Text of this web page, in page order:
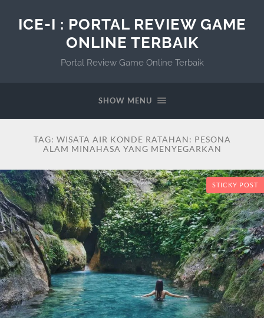
ICE-I : PORTAL REVIEW GAME
ONLINE TERBAIK
Portal Review Game Online Terbaik
SHOW MENU
TAG: WISATA AIR KONDE RATAHAN: PESONA
ALAM MINAHASA YANG MENYEGARKAN
STICKY POST